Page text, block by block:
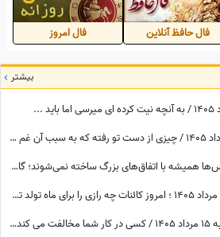
فال حافظ آنلاین فال امروز
بیشتر
فال انبیاء امروز 5 شنبه 15 مرداد 1405 / چیزی از دست تو رفته که به سبب آن غم واندوه می‌خوری، اما ...
طالع‌بینی روز؛ زیباترین احساس‌ها همیشه با اتفاق‌های بزرگ ساخته نمی‌شوند؛ گاهی یک نگاه یا یک توجه کوتاه می‌تواند یک روز معمولی را به خاطره‌ای خاص تبدیل کند / پنج‌شنبه 15 مرداد 1405
گردونه شانس امروز جمعه 16 مرداد 1405 ؛ امروز کائنات چه رازی را برای ماه تولد تو فاش کرده؟
فال شمع روزانه امروز پنج‌شنبه 15 مرداد 1405 / کسی در کار شما مخالفت می کند، اما ...